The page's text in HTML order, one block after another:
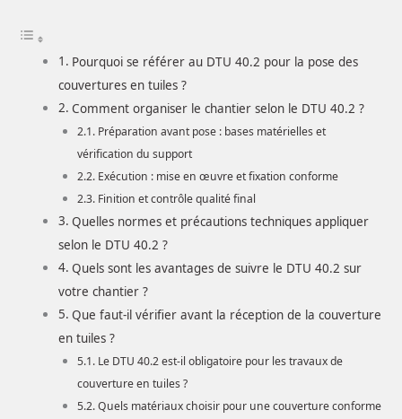
Pourquoi se référer au DTU 40.2 pour la pose des
couvertures en tuiles ?
Comment organiser le chantier selon le DTU 40.2 ?
Préparation avant pose : bases matérielles et
vérification du support
Exécution : mise en œuvre et fixation conforme
Finition et contrôle qualité final
Quelles normes et précautions techniques appliquer
selon le DTU 40.2 ?
Quels sont les avantages de suivre le DTU 40.2 sur
votre chantier ?
Que faut-il vérifier avant la réception de la couverture
en tuiles ?
Le DTU 40.2 est-il obligatoire pour les travaux de
couverture en tuiles ?
Quels matériaux choisir pour une couverture conforme